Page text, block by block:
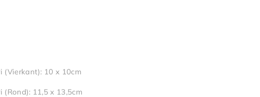
(Vierkant): 10 x 10cm
(Rond): 11,5 x 13,5cm